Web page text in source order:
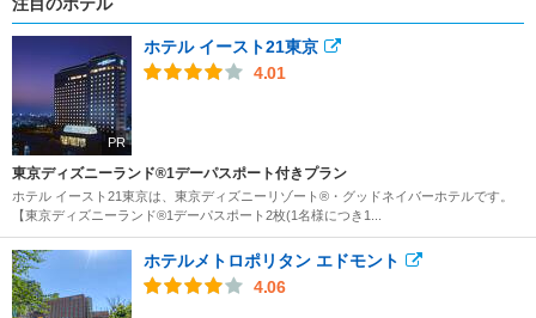
PR
ホテル イースト21東京
4.01
東京ディズニーランド®1デーパスポート付きプラン
ホテル イースト21東京は、東京ディズニーリゾート®・グッドネイバーホテルです。
【東京ディズニーランド®1デーパスポート2枚(1名様につき1...
ホテルメトロポリタン エドモント
4.06